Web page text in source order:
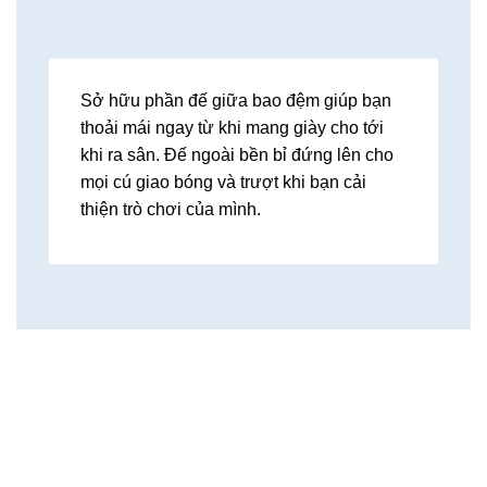
Sở hữu phần đế giữa bao đệm giúp bạn
thoải mái ngay từ khi mang giày cho tới
khi ra sân. Đế ngoài bền bỉ đứng lên cho
mọi cú giao bóng và trượt khi bạn cải
thiện trò chơi của mình.